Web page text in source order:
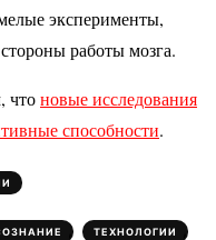
эксперименты,
работы мозга.
чтоновые исследования
способности.
, ТЕХНОЛОГИИ ,